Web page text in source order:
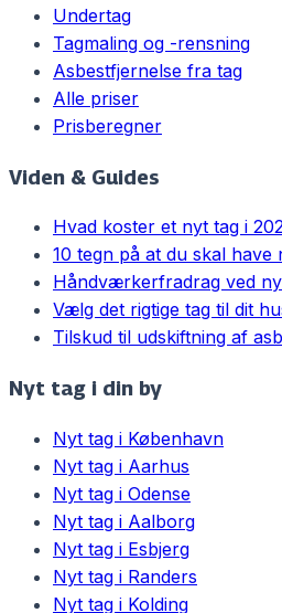
Undertag
Tagmaling og -rensning
Asbestfjernelse fra tag
Alle priser
Prisberegner
Viden & Guides
Hvad koster et nyt tag i
10 tegn på at du skal have
Håndværkerfradrag ved
Vælg det rigtige tag til dit
Tilskud til udskiftning af
Nyt tag i din by
Nyt tag i København
Nyt tag i Aarhus
Nyt tag i Odense
Nyt tag i Aalborg
Nyt tag i Esbjerg
Nyt tag i Randers
Nyt tag i Kolding